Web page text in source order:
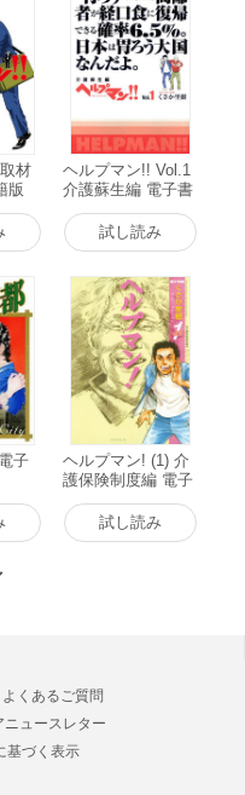
材
版
ヘルプマン!! Vol.1
介護蘇生編 電子書
籍版
試し読み
子
ヘルプマン! (1) 介
護保険制度編 電子
書籍版
試し読み
よくあるご質問
ニュースレター
基づく表示